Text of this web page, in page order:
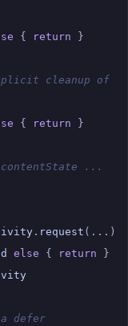
{ return }
cleanup of
{ return }
...
. request (...)
else { return
}
defer